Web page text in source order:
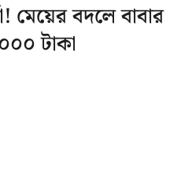
মেয়ের বদলে বাবার
টাকা